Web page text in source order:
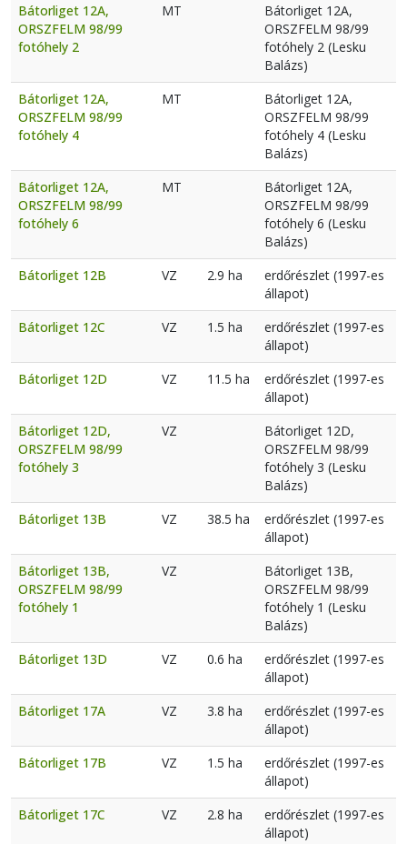
Bátorliget 12A,
ORSZFELM 98/99
fotóhely 2
MT
Bátorliget 12A,
ORSZFELM 98/99
fotóhely 2 (Lesku
Balázs)
Bátorliget 12A,
ORSZFELM 98/99
fotóhely 4
MT
Bátorliget 12A,
ORSZFELM 98/99
fotóhely 4 (Lesku
Balázs)
Bátorliget 12A,
ORSZFELM 98/99
fotóhely 6
MT
Bátorliget 12A,
ORSZFELM 98/99
fotóhely 6 (Lesku
Balázs)
Bátorliget 12B
VZ 2.9 ha
erdőrészlet (1997-es
állapot)
Bátorliget 12C
VZ 1.5 ha
erdőrészlet (1997-es
állapot)
Bátorliget 12D
VZ 11.5 ha
erdőrészlet (1997-es
állapot)
Bátorliget 12D,
ORSZFELM 98/99
fotóhely 3
VZ
Bátorliget 12D,
ORSZFELM 98/99
fotóhely 3 (Lesku
Balázs)
Bátorliget 13B
VZ 38.5 ha
erdőrészlet (1997-es
állapot)
Bátorliget 13B,
ORSZFELM 98/99
fotóhely 1
VZ
Bátorliget 13B,
ORSZFELM 98/99
fotóhely 1 (Lesku
Balázs)
Bátorliget 13D
VZ 0.6 ha
erdőrészlet (1997-es
állapot)
Bátorliget 17A
VZ 3.8 ha
erdőrészlet (1997-es
állapot)
Bátorliget 17B
VZ 1.5 ha
erdőrészlet (1997-es
állapot)
Bátorliget 17C
VZ 2.8 ha
erdőrészlet (1997-es
állapot)